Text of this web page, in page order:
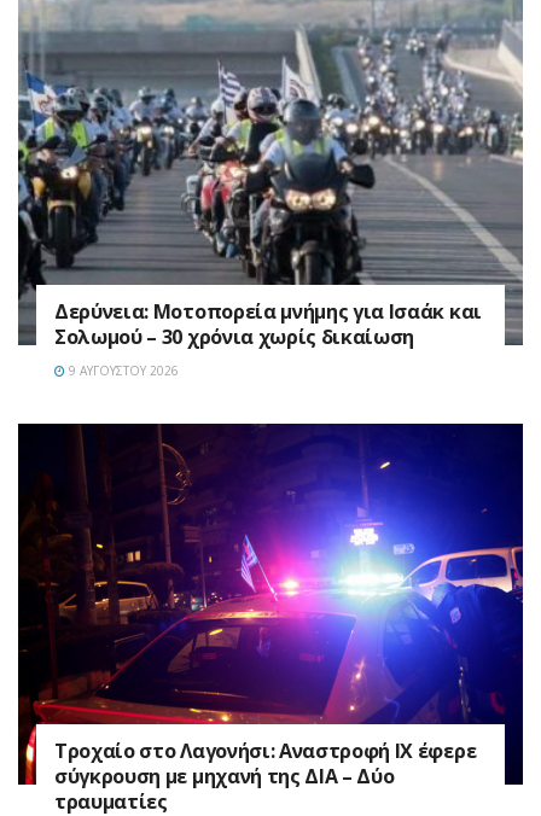
Δερύνεια: Μοτοπορεία μνήμης για Ισαάκ και
Σολωμού – 30 χρόνια χωρίς δικαίωση
9 ΑΥΓΟΎΣΤΟΥ 2026
Τροχαίο στο Λαγονήσι: Αναστροφή ΙΧ έφερε
σύγκρουση με μηχανή της ΔΙΑ – Δύο
τραυματίες